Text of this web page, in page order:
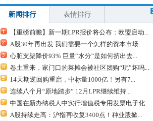
新闻排行 表情排行
【重磅前瞻】新一期LPR报价将公布；欧盟启动...
A股30年再出发 我们需要一个怎样的资本市场...
心脏支架降价93% 巨量“水分”是如何挤出去...
卷土重来，家门口的菜摊会被社区团购“玩”坏吗...
14天期逆回购重启，中标量1000亿！另有7...
连续八个月“原地踏步” 12月LPR继续维持...
中国在新办纳税人中实行增值税专用发票电子化
A股持续走高：沪指再收复3400点！种业股掀...